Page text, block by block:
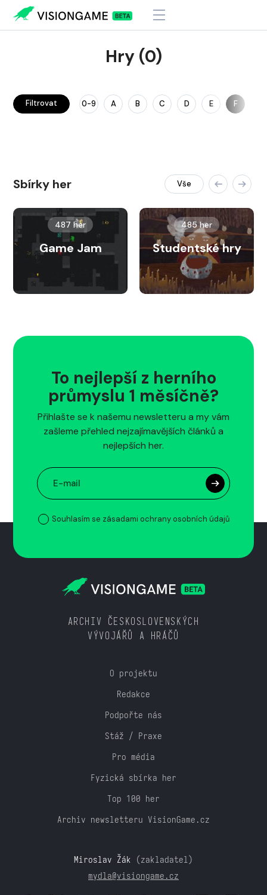
Hry (0)
Filtrovat 0-9 A B C D E F
Sbírky her Vše
487 her
Game Jam
485 her
Studentské hry
To nejlepší z herního
průmyslu 1 měsíčně?
Přihlašte se k našemu newsletteru a my vám
zašleme přehled nejzajímavějších článků a
nejlepších her.
Souhlasím se zásadami ochrany osobních údajů
ARCHIV ČESKOSLOVENSKÝCH
VÝVOJÁŘŮ A HRÁČŮ
O projektu
Redakce
Podpořte nás
Stáž / Praxe
Pro média
Fyzická sbírka her
Top 100 her
Archiv newsletteru VisionGame.cz
Miroslav Žák (zakladatel)
mydla@visiongame.cz